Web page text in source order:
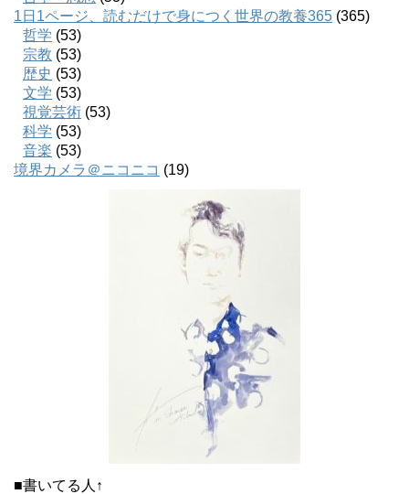
1日1ページ、読むだけで身につく世界の教養365 (365)
哲学 (53)
宗教 (53)
歴史 (53)
文学 (53)
視覚芸術 (53)
科学 (53)
音楽 (53)
境界カメラ＠ニコニコ (19)
■書いてる人↑